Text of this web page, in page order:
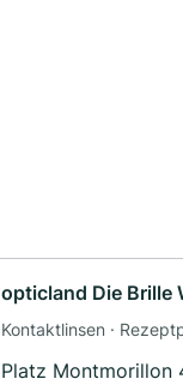
opticland Die Brille
Kontaktlinsen ·
Platz Montmorillon